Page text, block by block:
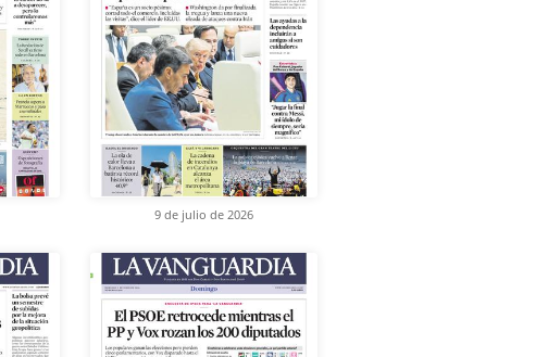
9 de julio de 2026